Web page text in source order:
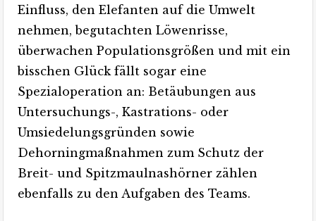
Einfluss, den Elefanten auf die Umwelt
nehmen, begutachten Löwenrisse,
überwachen Populationsgrößen und mit ein
bisschen Glück fällt sogar eine
Spezialoperation an: Betäubungen aus
Untersuchungs-, Kastrations- oder
Umsiedelungsgründen sowie
Dehorningmaßnahmen zum Schutz der
Breit- und Spitzmaulnashörner zählen
ebenfalls zu den Aufgaben des Teams.